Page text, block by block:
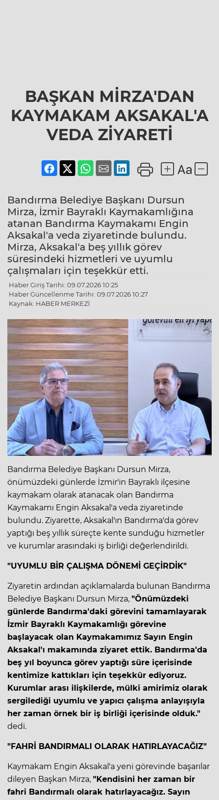
BAŞKAN MİRZA'DAN
KAYMAKAM AKSAKAL'A
VEDA ZİYARETİ
Bandırma Belediye Başkanı Dursun
Mirza, İzmir Bayraklı Kaymakamlığına
atanan Bandırma Kaymakamı Engin
Aksakal'a veda ziyaretinde bulundu.
Mirza, Aksakal'a beş yıllık görev
süresindeki hizmetleri ve uyumlu
çalışmaları için teşekkür etti.
Haber Giriş Tarihi: 09.07.2026 10:25
Haber Güncellenme Tarihi: 09.07.2026 10:27
Kaynak: HABER MERKEZİ
Bandırma Belediye Başkanı Dursun Mirza,
önümüzdeki günlerde İzmir'in Bayraklı ilçesine
kaymakam olarak atanacak olan Bandırma
Kaymakamı Engin Aksakal'a veda ziyaretinde
bulundu. Ziyarette, Aksakal'ın Bandırma'da görev
yaptığı beş yıllık süreçte kente sunduğu hizmetler
ve kurumlar arasındaki iş birliği değerlendirildi.
"UYUMLU BİR ÇALIŞMA DÖNEMİ GEÇİRDİK"
Ziyaretin ardından açıklamalarda bulunan Bandırma
Belediye Başkanı Dursun Mirza, "Önümüzdeki
günlerde Bandırma'daki görevini tamamlayarak
İzmir Bayraklı Kaymakamlığı görevine
başlayacak olan Kaymakamımız Sayın Engin
Aksakal'ı makamında ziyaret ettik. Bandırma'da
beş yıl boyunca görev yaptığı süre içerisinde
kentimize kattıkları için teşekkür ediyoruz.
Kurumlar arası ilişkilerde, mülki amirimiz olarak
sergilediği uyumlu ve yapıcı çalışma anlayışıyla
her zaman örnek bir iş birliği içerisinde olduk."
dedi.
"FAHRİ BANDIRMALI OLARAK HATIRLAYACAĞIZ"
Kaymakam Engin Aksakal'a yeni görevinde başarılar
dileyen Başkan Mirza, "Kendisini her zaman bir
fahri Bandırmalı olarak hatırlayacağız. Sayın